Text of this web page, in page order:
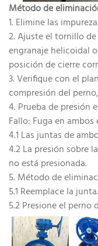
Método de
1. Elimine las
2. Ajuste el tornillo
engranaje helicoidal
posición de cierre
3. Verifique con el
compresión del
4. Prueba de presión
Fallo: Fuga en
4.1 Las juntas de
4.2 La presión sobre
no está presionada.
5. Método de
5.1 Reemplace la junta.
5.2 Presione el perno